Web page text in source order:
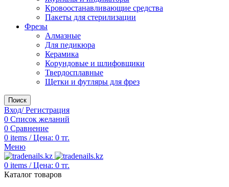
Кровоостанавливающие средства
Пакеты для стерилизации
Фрезы
Алмазные
Для педикюра
Керамика
Корундовые и шлифовщики
Твердосплавные
Щетки и футляры для фрез
Поиск
Вход/ Регистрация
0 Список желаний
0 Сравнение
0 items / Цена: 0 тг.
Меню
0 items / Цена: 0 тг.
Каталог товаров